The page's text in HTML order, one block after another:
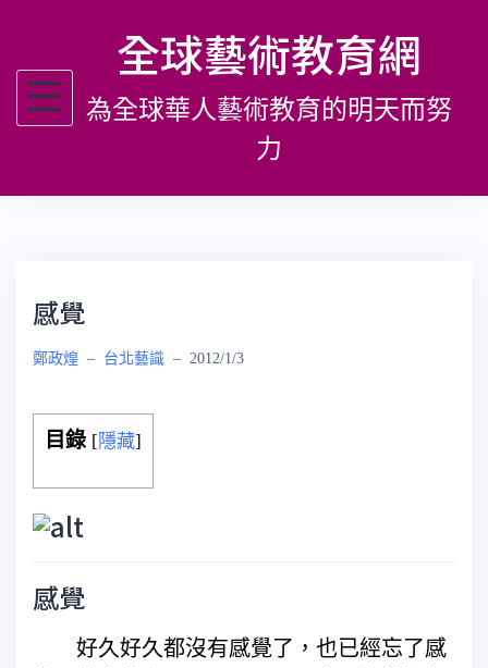
主
全球藝術教育網
為全球華人藝術教育的明天而努
力
感覺
鄭政煌 – 台北藝識 – 2012/1/3
目錄 [ 隱藏]
感覺
好久好久都沒有感覺了，也已經忘了感